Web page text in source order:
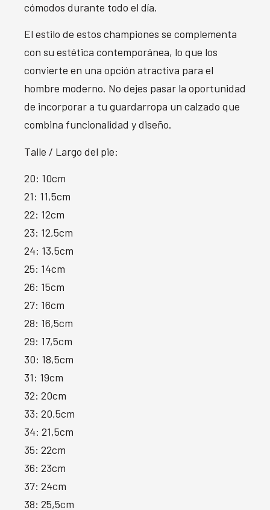
cómodos durante todo el día.
El estilo de estos championes se complementa
con su estética contemporánea, lo que los
convierte en una opción atractiva para el
hombre moderno. No dejes pasar la oportunidad
de incorporar a tu guardarropa un calzado que
combina funcionalidad y diseño.
Talle / Largo del pie:
20: 10cm
21: 11,5cm
22: 12cm
23: 12,5cm
24: 13,5cm
25: 14cm
26: 15cm
27: 16cm
28: 16,5cm
29: 17,5cm
30: 18,5cm
31: 19cm
32: 20cm
33: 20,5cm
34: 21,5cm
35: 22cm
36: 23cm
37: 24cm
38: 25,5cm